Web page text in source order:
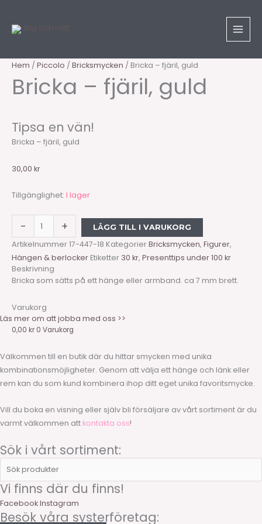
innehåll
Hem / Piccolo / Bricksmycken / Bricka – fjäril, guld
Bricka – fjäril, guld
Tipsa en vän!
Bricka – fjäril, guld
30,00 kr
Tillgänglighet: I lager
-
fjäril,
mängd
+ LÄGG TILL I VARUKORG
Artikelnummer17-447-18 KategorierBricksmycken, Figurer,
Hängen & berlocker Etiketter 30 kr, Presenttips under 100 kr
Beskrivning
Bricka som sätts på ett hänge eller armband. ca 7 mm brett.
Varukorg
Läs mer om att jobba med oss >>
0,00 kr 0 Varukorg
Välkommen till en butik där du hittar smycken med unika
kombinationsmöjligheter. Genom att välja ett hänge och länk eller
rem kan du som kund kombinera ihop ditt eget unika favoritsmycke.
Vill du boka en visning eller själv bli försäljare av vårt sortiment är du
varmt välkommen att kontakta oss!
Sök i vårt sortiment:
Sök
Vi finns där du finns!
FacebookInstagram
Besök våra systerföretag: